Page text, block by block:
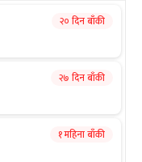
२० दिन बाँकी
२७ दिन बाँकी
१ महिना बाँकी